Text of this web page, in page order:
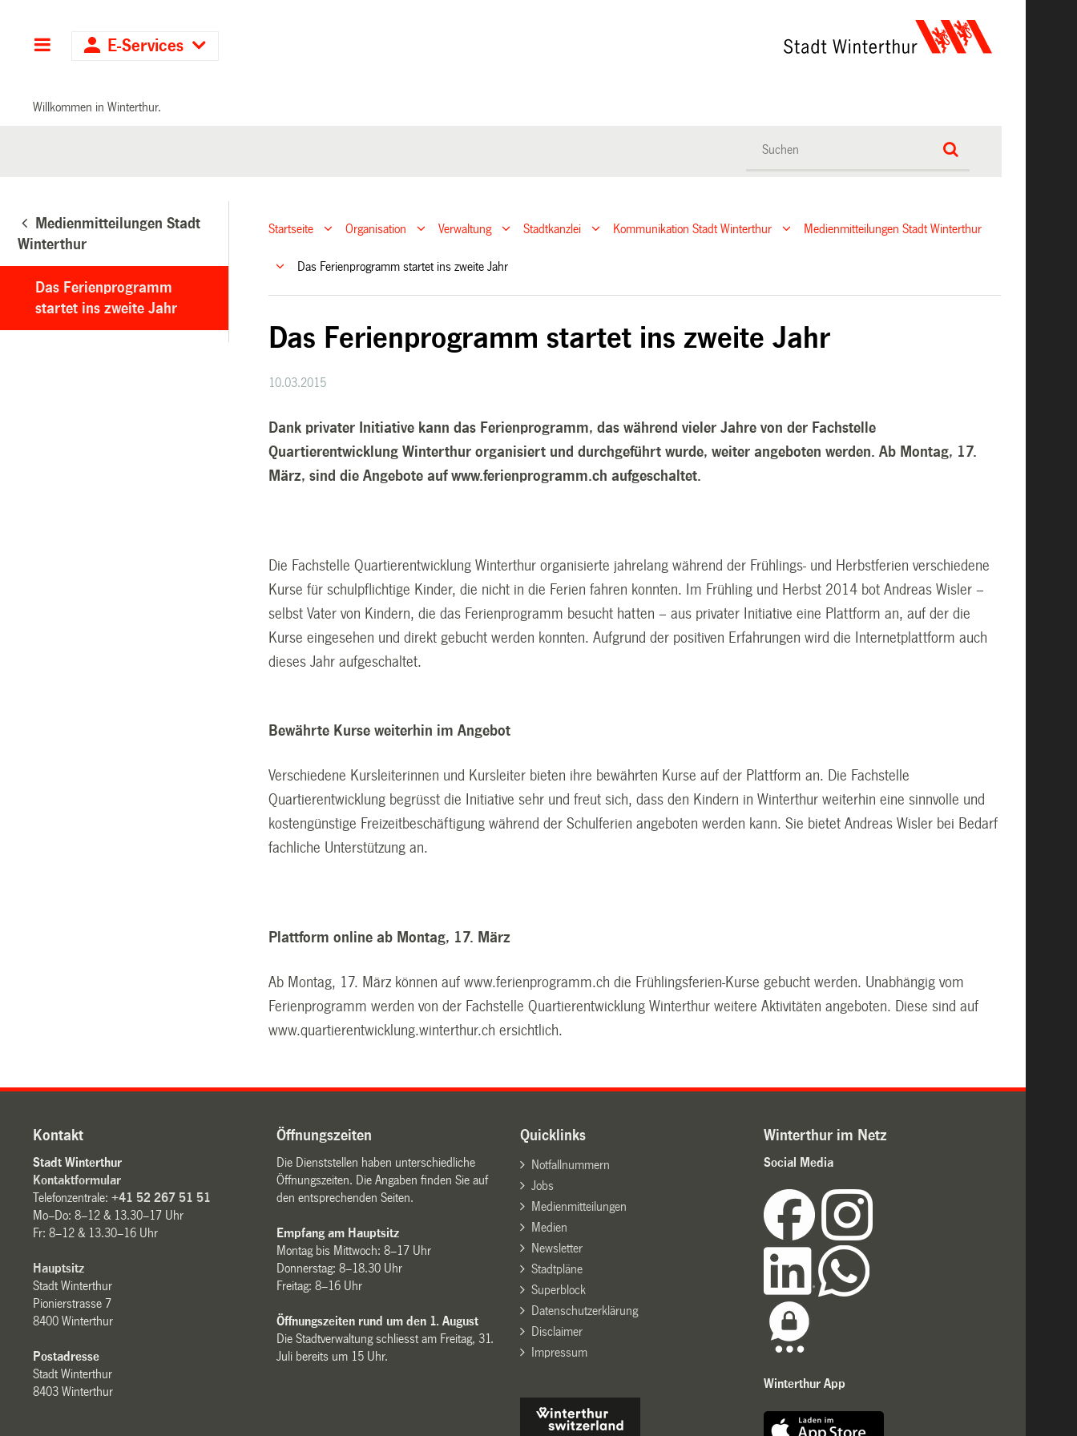
Hauptnavigation
E-Services
Willkommen in Winterthur.
Medienmitteilungen Stadt
Winterthur
Das Ferienprogramm
startet ins zweite Jahr
Startseite Organisation Verwaltung Stadtkanzlei Kommunikation Stadt Winterthur Medienmitteilungen Stadt Winterthur
Das Ferienprogramm startet ins zweite Jahr
Das Ferienprogramm startet ins zweite Jahr
10.03.2015
Dank privater Initiative kann das Ferienprogramm, das während vieler Jahre von der Fachstelle
Quartierentwicklung Winterthur organisiert und durchgeführt wurde, weiter angeboten werden. Ab Montag, 17.
März, sind die Angebote aufwww.ferienprogramm.ch aufgeschaltet.
Die Fachstelle Quartierentwicklung Winterthur organisierte jahrelang während der Frühlings- und Herbstferien verschiedene
Kurse für schulpflichtige Kinder, die nicht in die Ferien fahren konnten. Im Frühling und Herbst 2014 bot Andreas Wisler –
selbst Vater von Kindern, die das Ferienprogramm besucht hatten – aus privater Initiative eine Plattform an, auf der die
Kurse eingesehen und direkt gebucht werden konnten. Aufgrund der positiven Erfahrungen wird die Internetplattform auch
dieses Jahr aufgeschaltet.
Bewährte Kurse weiterhin im Angebot
Verschiedene Kursleiterinnen und Kursleiter bieten ihre bewährten Kurse auf der Plattform an. Die Fachstelle
Quartierentwicklung begrüsst die Initiative sehr und freut sich, dass den Kindern in Winterthur weiterhin eine sinnvolle und
kostengünstige Freizeitbeschäftigung während der Schulferien angeboten werden kann. Sie bietet Andreas Wisler bei Bedarf
fachliche Unterstützung an.
Plattform online ab Montag, 17. März
Ab Montag, 17. März können auf www.ferienprogramm.ch die Frühlingsferien-Kurse gebucht werden. Unabhängig vom
Ferienprogramm werden von der Fachstelle Quartierentwicklung Winterthur weitere Aktivitäten angeboten. Diese sind auf
www.quartierentwicklung.winterthur.ch ersichtlich.
Kontakt
Stadt Winterthur
Kontaktformular
Telefonzentrale:+41 52 267 51 51
Mo–Do: 8–12 & 13.30–17 Uhr
Fr: 8–12 & 13.30–16 Uhr
Hauptsitz
Stadt Winterthur
Pionierstrasse 7
8400 Winterthur
Postadresse
Stadt Winterthur
8403 Winterthur
Öffnungszeiten
Die Dienststellen haben unterschiedliche
Öffnungszeiten. Die Angaben finden Sie auf
den entsprechenden Seiten.
Empfang am Hauptsitz
Montag bis Mittwoch: 8–17 Uhr
Donnerstag: 8–18.30 Uhr
Freitag: 8–16 Uhr
Öffnungszeiten rund um den 1. August
Die Stadtverwaltung schliesst am Freitag, 31.
Juli bereits um 15 Uhr.
Quicklinks
Notfallnummern
Jobs
Medienmitteilungen
Medien
Newsletter
Stadtpläne
Superblock
Datenschutzerklärung
Disclaimer
Impressum
Winterthur im Netz
Social Media
Winterthur App